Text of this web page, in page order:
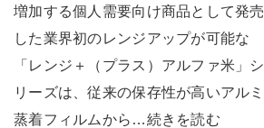
増加する個人需要向け商品として発売
した業界初のレンジアップが可能な
「レンジ＋（プラス）アルファ米」シ
リーズは、従来の保存性が高いアルミ
蒸着フィルムから…続きを読む